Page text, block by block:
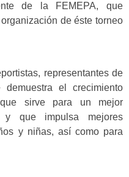
de la FEMEPA, que
de éste torneo
representantes de
el crecimiento
sirve para un mejor
y que impulsa mejores
y niñas, así como para